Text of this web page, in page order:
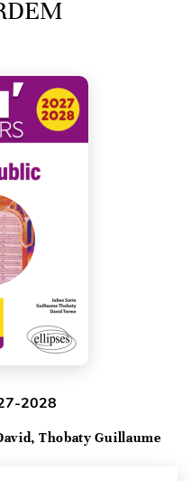
2028
Thobaty Guillaume